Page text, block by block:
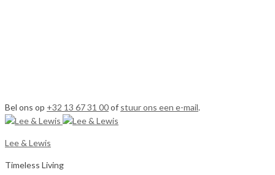
Bel ons op +32 13 67 31 00of stuur ons een e-mail.
Lee & Lewis
Timeless Living